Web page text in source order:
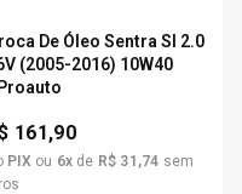
De Óleo Sentra Sl 2.0
(2005-2016) 10W40
161,90
PIX ou 6xde R$ 31 ,74 sem